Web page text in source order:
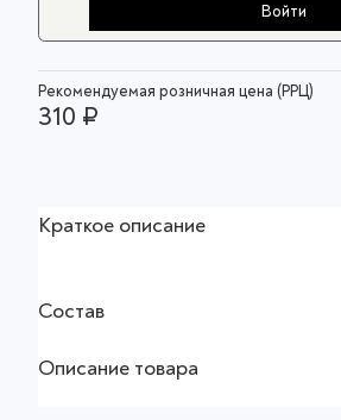
Войти
Рекомендуемая розничная цена (РРЦ)
310 ₽
Краткое описание
Состав
Описание товара